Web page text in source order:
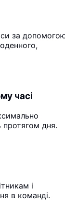
за
часі
протягом дня.
і
в команді.